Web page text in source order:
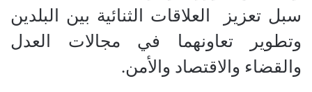
سبل تعزيز العلاقات الثنائية بين البلدين
وتطوير تعاونهما في مجالات العدل
والقضاء والاقتصاد والأمن.